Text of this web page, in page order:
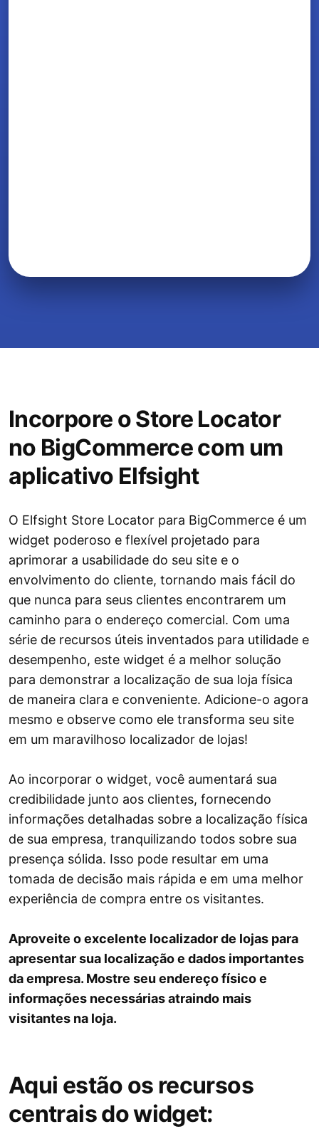
Incorpore o Store Locator
no BigCommerce com um
aplicativo Elfsight
O Elfsight Store Locator para BigCommerce é um
widget poderoso e flexível projetado para
aprimorar a usabilidade do seu site e o
envolvimento do cliente, tornando mais fácil do
que nunca para seus clientes encontrarem um
caminho para o endereço comercial. Com uma
série de recursos úteis inventados para utilidade e
desempenho, este widget é a melhor solução
para demonstrar a localização de sua loja física
de maneira clara e conveniente. Adicione-o agora
mesmo e observe como ele transforma seu site
em um maravilhoso localizador de lojas!
Ao incorporar o widget, você aumentará sua
credibilidade junto aos clientes, fornecendo
informações detalhadas sobre a localização física
de sua empresa, tranquilizando todos sobre sua
presença sólida. Isso pode resultar em uma
tomada de decisão mais rápida e em uma melhor
experiência de compra entre os visitantes.
Aproveite o excelente localizador de lojas para
apresentar sua localização e dados importantes
da empresa. Mostre seu endereço físico e
informações necessárias atraindo mais
visitantes na loja.
Aqui estão os recursos
centrais do widget: